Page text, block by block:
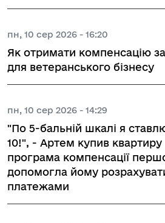
пн, 10 сер 2026 - 16:20
Як отримати компенсацію
для ветеранського бізнесу
пн, 10 сер 2026 - 14:29
"По 5-бальній шкалі я
10!", - Артем купив квартиру
програма компенсації
допомогла йому
платежами